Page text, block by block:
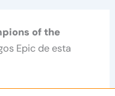
of the
Epic de esta